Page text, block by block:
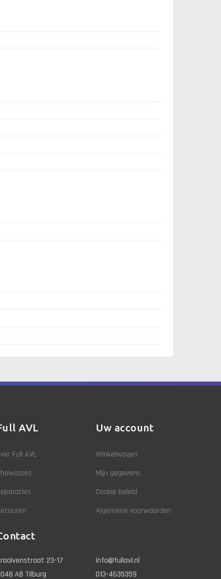
AVL
Full AVL
Uw account
Winkelwagen
Mijn gegevens
Cookie beleid
Algemene voorwaarden
23-17
AB Tilburg
info@fullavl.nl
013-4635359